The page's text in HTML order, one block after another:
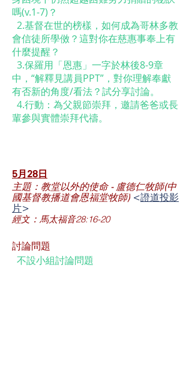
嗎(v.1-7)？
2.基督在世的榜樣，如何成為哥林多教
會信徒所學傚？這對你在慈惠事奉上有
什麼提醒？
3.保羅用「恩惠」一字於林後8-9章
中，“解釋見講員PPT”，對你理解奉獻
有否新的角度/看法？試分享討論。
4.行動：為父親節崇拜，邀請爸爸或長
輩參與實體崇拜代禱。
5月28 日
主題：教堂以外的使命 - 盧德仁牧師(中
國基督教播道會恩福堂牧師) <證道投影
片>
經文 ： 馬太福音28:16-20
討論問題
不設小組討論問題